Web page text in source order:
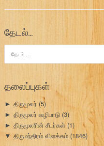
தேடல்…
தேடு:
தலைப்புகள்
► திருமூலர் (5)
► திருமூலர் வழிபாடு (3)
► திருமூலரின் சீடர்கள் (1)
▼ திருமந்திரம் விளக்கம் (1846)